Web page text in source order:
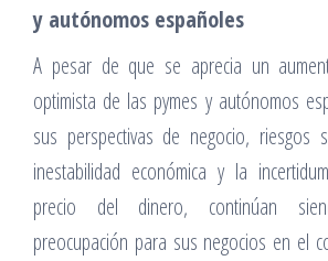
y autónomos españoles
A pesar de que se aprecia un
optimista de las pymes y autónomos
sus perspectivas de negocio, riesgos
inestabilidad económica y la
precio del dinero, continúan
preocupación para sus negocios en el